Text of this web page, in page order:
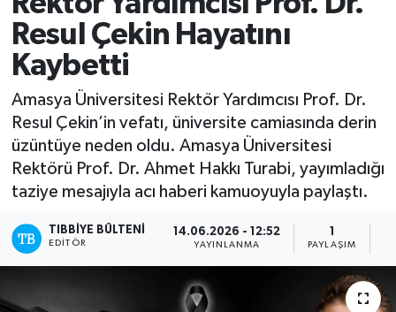
Resul Çekin Hayatını
Kaybetti
Amasya Üniversitesi Rektör Yardımcısı Prof. Dr.
Resul Çekin’in vefatı, üniversite camiasında derin
üzüntüye neden oldu. Amasya Üniversitesi
Rektörü Prof. Dr. Ahmet Hakkı Turabi, yayımladığı
taziye mesajıyla acı haberi kamuoyuyla paylaştı.
TIBBIYE BÜLTENI
EDITÖR
14.06.2026 - 12:52
YAYINLANMA PAYLAŞIM
Mevzuat